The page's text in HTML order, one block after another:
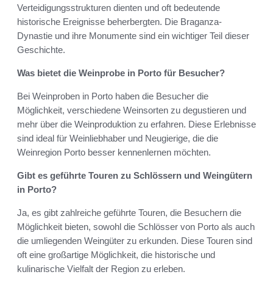
Verteidigungsstrukturen dienten und oft bedeutende
historische Ereignisse beherbergten. Die Braganza-
Dynastie und ihre Monumente sind ein wichtiger Teil dieser
Geschichte.
Was bietet die Weinprobe in Porto für Besucher?
Bei Weinproben in Porto haben die Besucher die
Möglichkeit, verschiedene Weinsorten zu degustieren und
mehr über die Weinproduktion zu erfahren. Diese Erlebnisse
sind ideal für Weinliebhaber und Neugierige, die die
Weinregion Porto besser kennenlernen möchten.
Gibt es geführte Touren zu Schlössern und Weingütern
in Porto?
Ja, es gibt zahlreiche geführte Touren, die Besuchern die
Möglichkeit bieten, sowohl die Schlösser von Porto als auch
die umliegenden Weingüter zu erkunden. Diese Touren sind
oft eine großartige Möglichkeit, die historische und
kulinarische Vielfalt der Region zu erleben.